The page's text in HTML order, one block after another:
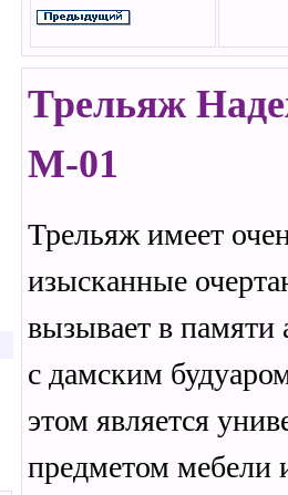
Трельяж
М-01
Трельяж имеет
изысканные
вызывает в памяти
с дамским
этом является
предметом мебели